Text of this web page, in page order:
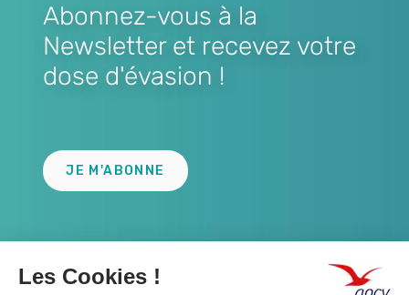
Abonnez-vous à la
Newsletter et recevez votre
dose d'évasion !
JE M'ABONNE